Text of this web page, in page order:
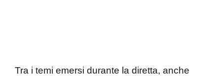
Tra i temi emersi durante la diretta, anche